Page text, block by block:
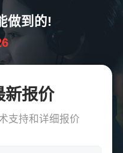
做到的!
新报价
支持和详细报价